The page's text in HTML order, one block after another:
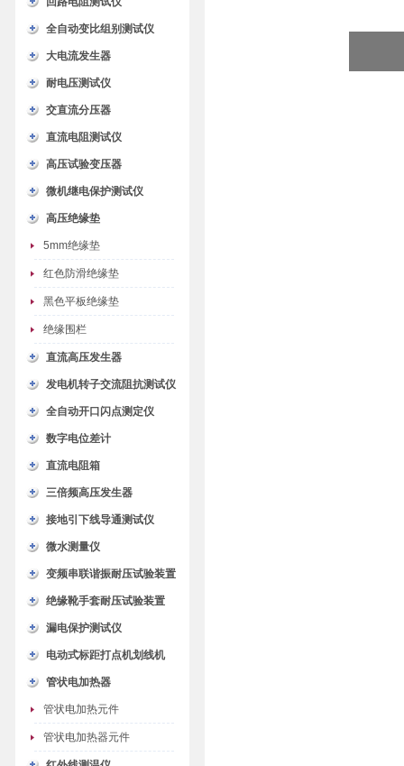
全自动变比组别测试仪
大电流发生器
耐电压测试仪
交直流分压器
直流电阻测试仪
高压试验变压器
微机继电保护测试仪
高压绝缘垫
5mm绝缘垫
红色防滑绝缘垫
黑色平板绝缘垫
绝缘围栏
直流高压发生器
发电机转子交流阻抗测试仪
全自动开口闪点测定仪
数字电位差计
直流电阻箱
三倍频高压发生器
接地引下线导通测试仪
微水测量仪
变频串联谐振耐压试验装置
绝缘靴手套耐压试验装置
漏电保护测试仪
电动式标距打点机划线机
管状电加热器
管状电加热元件
管状电加热器元件